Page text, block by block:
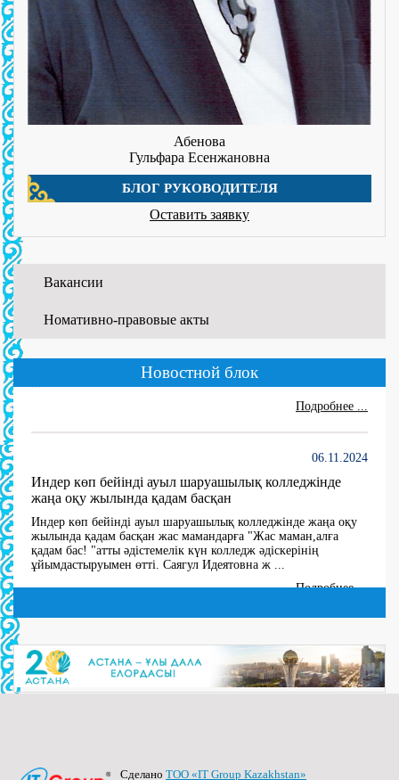
Абенова
Гульфара Есенжановна
БЛОГ РУКОВОДИТЕЛЯ
Оставить заявку
Вакансии
Номативно-правовые акты
Новостной блок
Подробнее ...
Индер көп бейінді ауыл шаруашылық колледжінде
жаңа оқу жылында қадам басқан
Индер көп бейінді ауыл шаруашылық колледжінде жаңа оқу
жылында қадам басқан жас мамандарға "Жас маман,алға
қадам бас! "атты әдістемелік күн колледж әдіскерінің
ұйымдастыруымен өтті. Саягул Идеятовна ж ...
10 мая В 2024 году создана комиссия по утверждению
состава Государственной квалификационной
комиссии по 5 специальностям
Сделано ТОО «IT Group Kazakhstan»